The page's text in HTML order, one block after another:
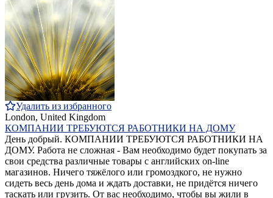
Удалить из избранного
London, United Kingdom
КОМПАНИИ ТРЕБУЮТСЯ РАБОТНИКИ НА ДОМУ
День добрый. КОМПАНИИ ТРЕБУЮТСЯ РАБОТНИКИ НА
ДОМУ. Работа не сложная - Вам необходимо будет покупать за
свои средства различные товары с английских on-line
магазинов. Ничего тяжёлого или громоздкого, не нужно
сидеть весь день дома и ждать доставки, не придётся ничего
таскать или грузить. От вас необходимо, чтобы вы жили в